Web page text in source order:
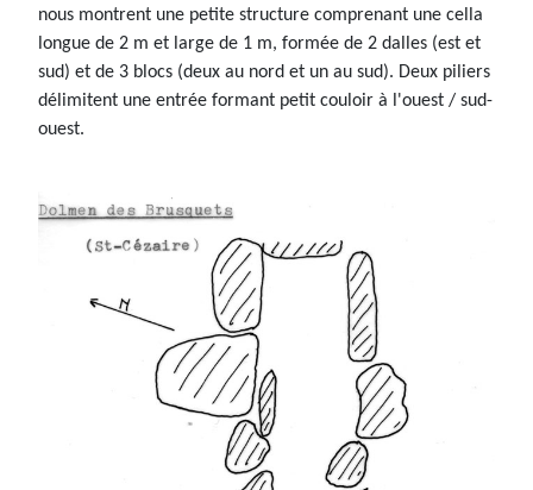
nous montrent une petite structure comprenant une cella
longue de 2 m et large de 1 m, formée de 2 dalles (est et
sud) et de 3 blocs (deux au nord et un au sud). Deux piliers
délimitent une entrée formant petit couloir à l'ouest / sud-
ouest.